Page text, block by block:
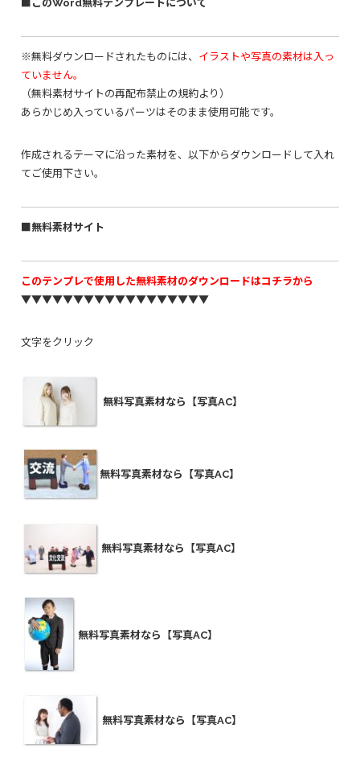
■このWord無料テンプレートについて
※無料ダウンロードされたものには、 イラストや写真の素材は入っ
ていません。
（無料素材サイトの再配布禁止の規約より）
あらかじめ入っているパーツはそのまま使用可能です。
作成されるテーマに沿った素材を、以下からダウンロードして入れ
てご使用下さい。
■無料素材サイト
このテンプレで使用した無料素材のダウンロードはコチラから
▼▼▼▼▼▼▼▼▼▼▼▼▼▼▼▼▼▼
文字をクリック
無料写真素材なら【写真AC】
無料写真素材なら【写真AC】
無料写真素材なら【写真AC】
無料写真素材なら【写真AC】
無料写真素材なら【写真AC】